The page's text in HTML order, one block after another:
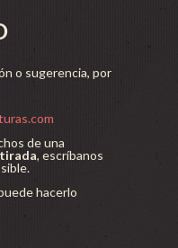
o sugerencia, por
de una
, escríbanos
hacerlo